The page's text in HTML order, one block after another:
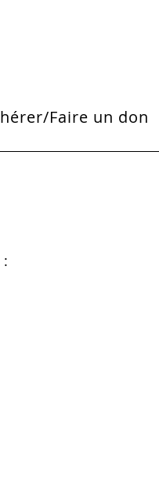
Faire un don